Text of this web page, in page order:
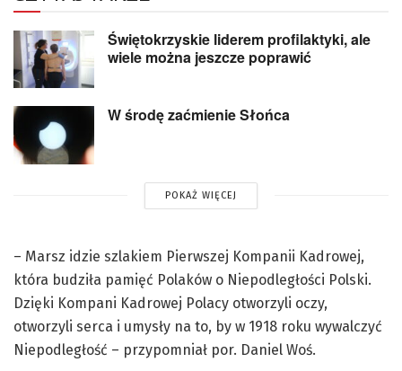
Świętokrzyskie liderem profilaktyki, ale
wiele można jeszcze poprawić
W środę zaćmienie Słońca
POKAŻ WIĘCEJ
– Marsz idzie szlakiem Pierwszej Kompanii Kadrowej,
która budziła pamięć Polaków o Niepodległości Polski.
Dzięki Kompani Kadrowej Polacy otworzyli oczy,
otworzyli serca i umysły na to, by w 1918 roku wywalczyć
Niepodległość – przypomniał por. Daniel Woś.